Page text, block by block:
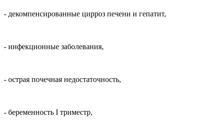
- декомпенсированные цирроз печени и гепатит,
- инфекционные заболевания,
- острая почечная недостаточность,
- беременность I триместр,